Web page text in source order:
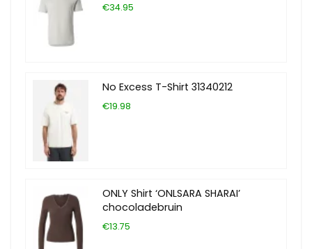
€34.95
No Excess T-Shirt 31340212
€19.98
ONLY Shirt ‘ONLSARA SHARAI’
chocoladebruin
€13.75